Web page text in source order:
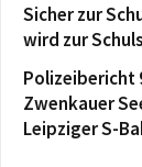
Sicher zur
wird zur
Polizeibericht
Zwenkauer
Leipziger S-